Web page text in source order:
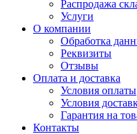
Распродажа
Услуги
О компании
Обработка
Реквизиты
Отзывы
Оплата и доставка
Условия оплаты
Условия
Гарантия на
Контакты